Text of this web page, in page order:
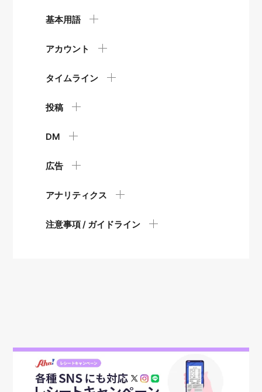
基本用語
アカウント
タイムライン
投稿
DM
広告
アナリティクス
注意事項 / ガイドライン